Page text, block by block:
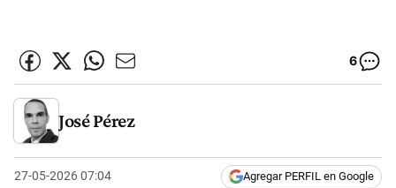
6
José Pérez
27-05-2026 07:04 Agregar PERFIL en Google